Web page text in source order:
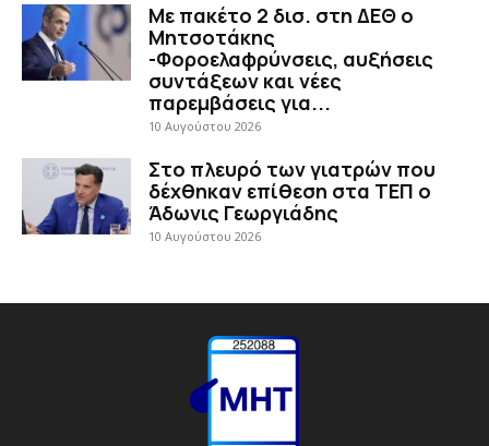
Με πακέτο 2 δισ. στη ΔΕΘ ο
Μητσοτάκης
-Φοροελαφρύνσεις, αυξήσεις
συντάξεων και νέες
παρεμβάσεις για...
10 Αυγούστου 2026
Στο πλευρό των γιατρών που
δέχθηκαν επίθεση στα ΤΕΠ ο
Άδωνις Γεωργιάδης
10 Αυγούστου 2026